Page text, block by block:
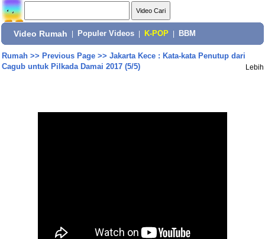
Video Rumah Populer Videos K-POP BBM
Rumah>> Previous Page>> Jakarta Kece : Kata-kata Penutup dari
Cagub untuk Pilkada Damai 2017 (5/5)
Lebih